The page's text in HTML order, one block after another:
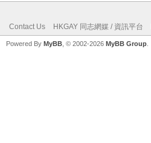
Contact Us HKGAY 同志網媒 / 資訊平台
Powered By MyBB , © 2002-2026 MyBB Group